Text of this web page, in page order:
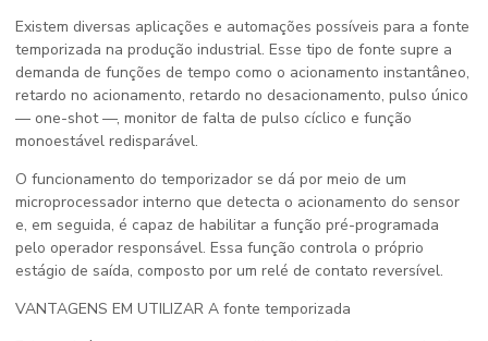
Existem diversas aplicações e automações possíveis para a fonte
temporizada na produção industrial. Esse tipo de fonte supre a
demanda de funções de tempo como o acionamento instantâneo,
retardo no acionamento, retardo no desacionamento, pulso único
— one-shot —, monitor de falta de pulso cíclico e função
monoestável redisparável.
O funcionamento do temporizador se dá por meio de um
microprocessador interno que detecta o acionamento do sensor
e, em seguida, é capaz de habilitar a função pré-programada
pelo operador responsável. Essa função controla o próprio
estágio de saída, composto por um relé de contato reversível.
VANTAGENS EM UTILIZAR A fonte temporizada